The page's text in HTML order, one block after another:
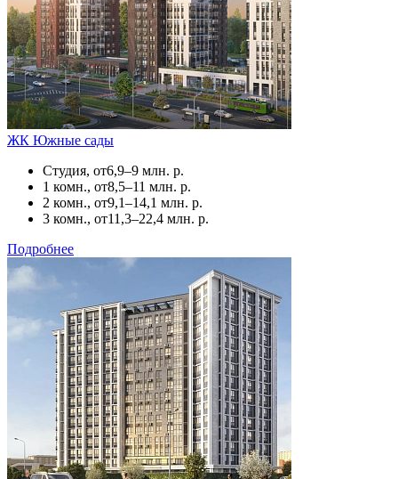
ЖК Южные сады
Студия, от6,9–9 млн. р.
1 комн., от8,5–11 млн. р.
2 комн., от9,1–14,1 млн. р.
3 комн., от11,3–22,4 млн. р.
Подробнее